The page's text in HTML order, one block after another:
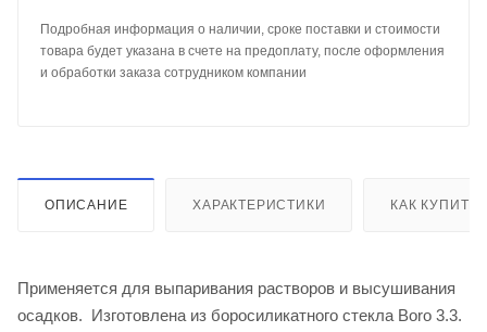
Подробная информация о наличии, сроке поставки и стоимости
товара будет указана в счете на предоплату, после оформления
и обработки заказа сотрудником компании
ОПИСАНИЕ ХАРАКТЕРИСТИКИ КАК КУПИТЬ
Применяется для выпаривания растворов и высушивания
осадков. Изготовлена из боросиликатного стекла Boro 3.3.